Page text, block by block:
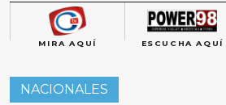
MIRA AQUÍ ESCUCHA AQUÍ
NACIONALES